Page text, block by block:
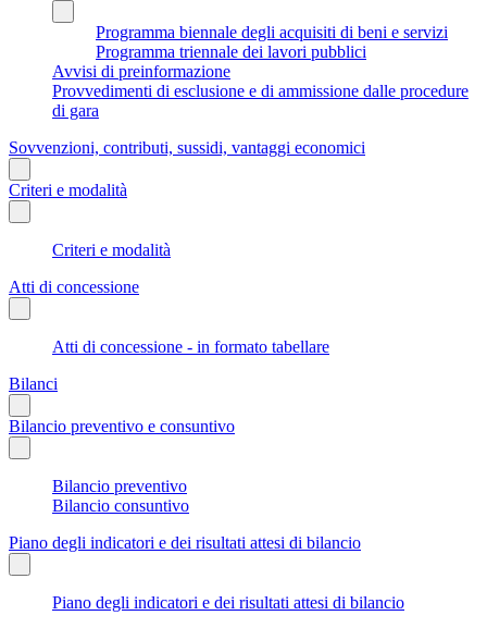
Programma biennale degli acquisiti di beni e servizi
Programma triennale dei lavori pubblici
Avvisi di preinformazione
Provvedimenti di esclusione e di ammissione dalle procedure
di gara
Sovvenzioni, contributi, sussidi, vantaggi economici
Criteri e modalità
Criteri e modalità
Atti di concessione
Atti di concessione - in formato tabellare
Bilanci
Bilancio preventivo e consuntivo
Bilancio preventivo
Bilancio consuntivo
Piano degli indicatori e dei risultati attesi di bilancio
Piano degli indicatori e dei risultati attesi di bilancio